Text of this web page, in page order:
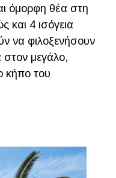
όμορφη θέα στη
4 ισόγεια
να φιλοξενήσουν
στον μεγάλο,
κήπο του